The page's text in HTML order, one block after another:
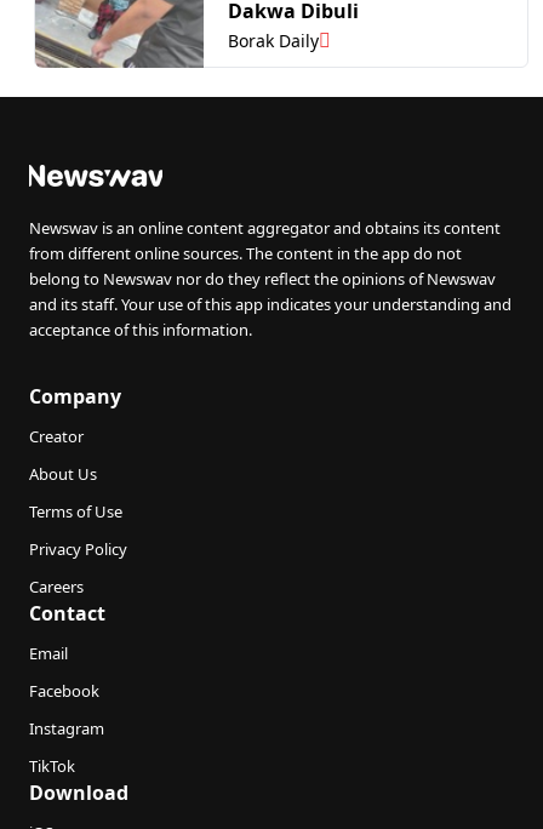
Dakwa Dibuli
Borak Daily
Newswav is an online content aggregator and obtains its content
from different online sources. The content in the app do not
belong to Newswav nor do they reflect the opinions of Newswav
and its staff. Your use of this app indicates your understanding and
acceptance of this information.
Company
Creator
About Us
Terms of Use
Privacy Policy
Careers
Contact
Email
Facebook
Instagram
TikTok
Download